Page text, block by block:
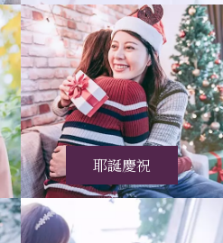
耶誕慶祝